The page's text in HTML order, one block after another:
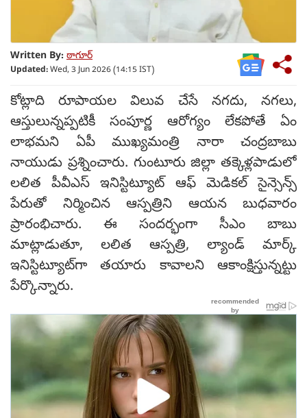
Written By: ఠాగూర్
Updated:Wed, 3 Jun 2026 (14:15 IST)
కోట్లాది రూపాయల విలువ చేసే నగదు, నగలు,
ఆస్తులున్నప్పటికీ సంపూర్ణ ఆరోగ్యం లేకపోతే ఏం
లాభమని ఏపీ ముఖ్యమంత్రి నారా చంద్రబాబు
నాయుడు ప్రశ్నించారు. గుంటూరు జిల్లా తక్కెళ్లపాడులో
లలిత పీవీఎస్ ఇనిస్టిట్యూట్ ఆఫ్ మెడికల్ సైన్సెన్స్
పేరుతో నిర్మించిన ఆస్పత్రిని ఆయన బుధవారం
ప్రారంభిచారు. ఈ సందర్భంగా సీఎం బాబు
మాట్లాడుతూ, లలిత ఆస్పత్రి, ల్యాండ్ మార్క్
ఇనిస్టిట్యూట్‌గా తయారు కావాలని ఆకాంక్షిస్తున్నట్టు
పేర్కొన్నారు.